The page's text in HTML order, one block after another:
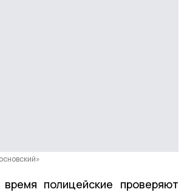
полицейские проверяют